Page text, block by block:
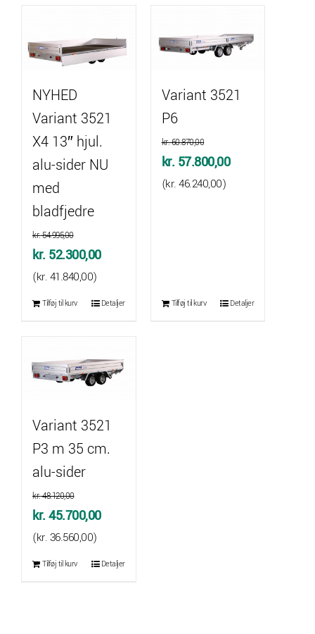
NYHED
Variant 3521
X4 13″ hjul.
alu-sider NU
med
bladfjedre
kr.54.995,00
Den
oprindelige
pris
kr. 52.300,00Den
pris
(kr.41.840,00)
Tilføj til kurv Detaljer
Variant 3521
P6
kr.60.870,00
Den
oprindelige
kr. 57.800,00Den
(kr.46.240,00)
Tilføj til kurv Detaljer
Variant 3521
P3 m 35 cm.
alu-sider
kr.48.120,00
Den
oprindelige
pris
kr.45.700,00Den
pris
(kr.36.560,00)
Tilføj til kurv Detaljer